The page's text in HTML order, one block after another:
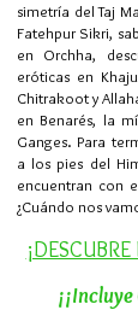
simetría del Taj
Fatehpur Sikri,
en Orchha,
eróticas en
Chitrakoot y
en Benarés, la
Ganges. Para
a los pies del
encuentran con
¿Cuándo nos